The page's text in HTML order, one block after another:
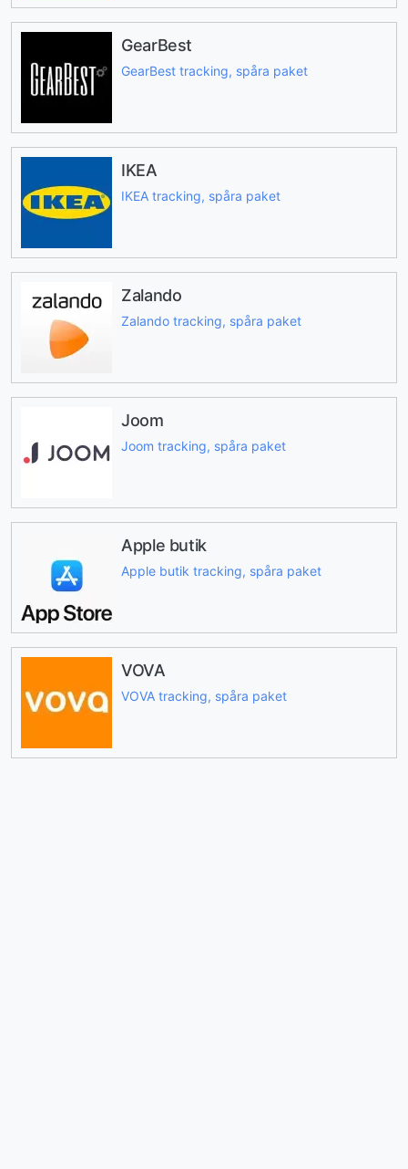
GearBest
GearBest tracking, spåra paket
IKEA
IKEA tracking, spåra paket
Zalando
Zalando tracking, spåra paket
Joom
Joom tracking, spåra paket
Apple butik
Apple butik tracking, spåra paket
VOVA
VOVA tracking, spåra paket